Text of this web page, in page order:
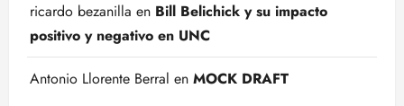
ricardo bezanilla en Bill Belichick y su impacto
positivo y negativo en UNC
Antonio Llorente Berral en MOCK DRAFT